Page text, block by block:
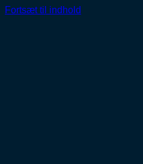
Fortsæt til indhold